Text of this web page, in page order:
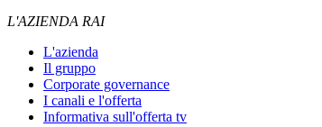
L'AZIENDA RAI
L'azienda
Il gruppo
Corporate governance
I canali e l'offerta
Informativa sull'offerta tv